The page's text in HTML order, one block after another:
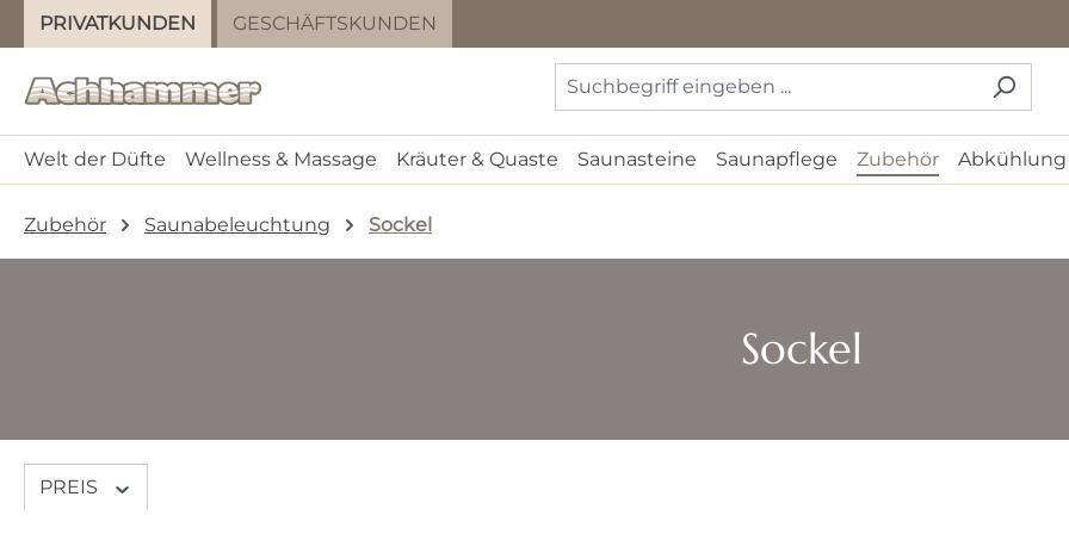
Hauptinhalt springen
Zur Suche springen
Zur Hauptnavigation springen
PRIVATKUNDEN GESCHÄFTSKUNDEN
Welt der Düfte Wellness & Massage Kräuter & Quaste Saunasteine Saunapflege Zubehör Abkühlung
Zubehör Saunabeleuchtung Sockel
Sockel
PREIS